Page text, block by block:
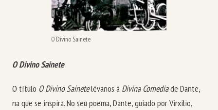
O Divino Sainete
O Divino Sainete
O título O Divino Sainetelévanos á Divina Comediade Dante,
na que se inspira. No seu poema, Dante, guiado por Virxilio,